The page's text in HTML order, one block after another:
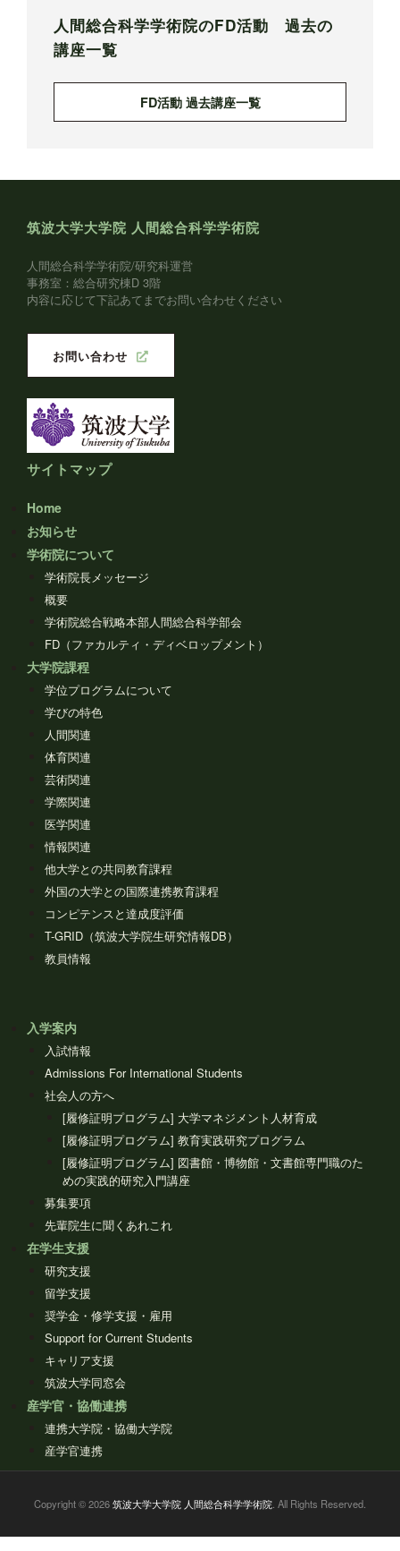
人間総合科学学術院のFD活動 過去の
講座一覧
FD活動 過去講座一覧
筑波大学大学院 人間総合科学学術院
人間総合科学学術院/研究科運営
事務室：総合研究棟D 3階
内容に応じて下記あてまでお問い合わせください
お問い合わせ
サイトマップ
Home
お知らせ
学術院について
学術院長メッセージ
概要
学術院総合戦略本部人間総合科学部会
FD（ファカルティ・ディベロップメント）
大学院課程
学位プログラムについて
学びの特色
人間関連
体育関連
芸術関連
学際関連
医学関連
情報関連
他大学との共同教育課程
外国の大学との国際連携教育課程
コンピテンスと達成度評価
T-GRID（筑波大学院生研究情報DB）
教員情報
入学案内
入試情報
Admissions For International Students
社会人の方へ
[履修証明プログラム] 大学マネジメント人材育成
[履修証明プログラム] 教育実践研究プログラム
[履修証明プログラム] 図書館・博物館・文書館専門職のた
めの実践的研究入門講座
募集要項
先輩院生に聞くあれこれ
在学生支援
研究支援
留学支援
奨学金・修学支援・雇用
Support for Current Students
キャリア支援
筑波大学同窓会
産学官・協働連携
連携大学院・協働大学院
産学官連携
Copyright © 2026筑波大学大学院 人間総合科学学術院 . All Rights Reserved.